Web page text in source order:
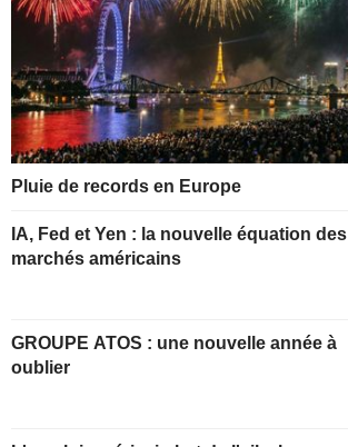
Pluie de records en Europe
IA, Fed et Yen : la nouvelle équation des
marchés américains
GROUPE ATOS : une nouvelle année à
oublier